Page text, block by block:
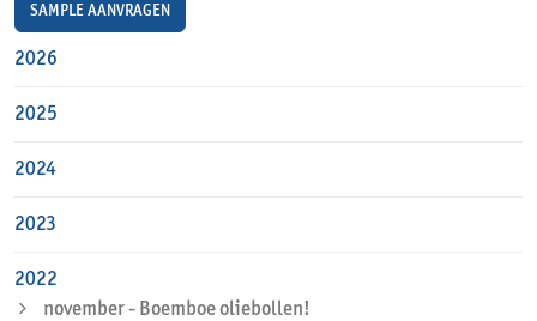
SAMPLE AANVRAGEN
2026
2025
2024
2023
2022
november - Boemboe oliebollen!